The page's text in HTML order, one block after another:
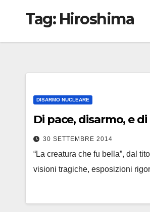
Tag: Hiroshima
DISARMO NUCLEARE
Di pace, disarmo, e
30 SETTEMBRE 2014
“La creatura che fu bella”, dal
visioni tragiche, esposizioni